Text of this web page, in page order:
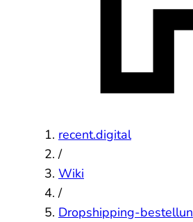
recent.digital
/
Wiki
/
Dropshipping-